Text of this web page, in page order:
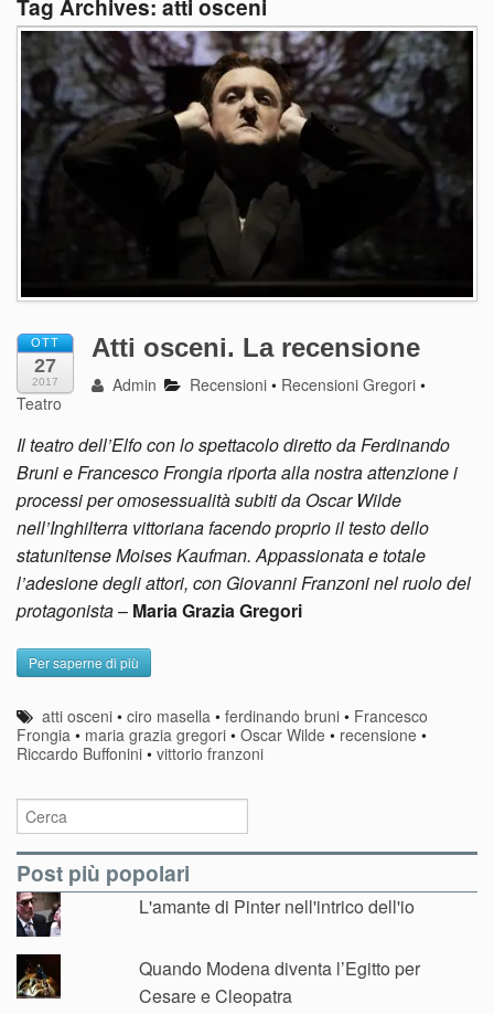
dT in English
Tag Archives: atti osceni
OTT
27
2017
Atti osceni. La recensione
Admin Recensioni • Recensioni Gregori •
Teatro
Il teatro dell’Elfo con lo spettacolo diretto da Ferdinando
Bruni e Francesco Frongia riporta alla nostra attenzione i
processi per omosessualità subiti da Oscar Wilde
nell’Inghilterra vittoriana facendo proprio il testo dello
statunitense Moises Kaufman. Appassionata e totale
l’adesione degli attori, con Giovanni Franzoni nel ruolo del
protagonista– Maria Grazia Gregori
Per saperne di più
atti osceni •ciro masella •ferdinando bruni • Francesco
Frongia • maria grazia gregori • Oscar Wilde • recensione •
Riccardo Buffonini • vittorio franzoni
Post più popolari
L'amante di Pinter nell'intrico dell'io
Quando Modena diventa l’Egitto per
Cesare e Cleopatra